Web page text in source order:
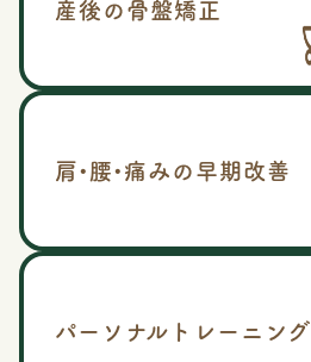
産後の骨盤矯正
肩•腰•痛みの早期改善
パーソナルトレーニング